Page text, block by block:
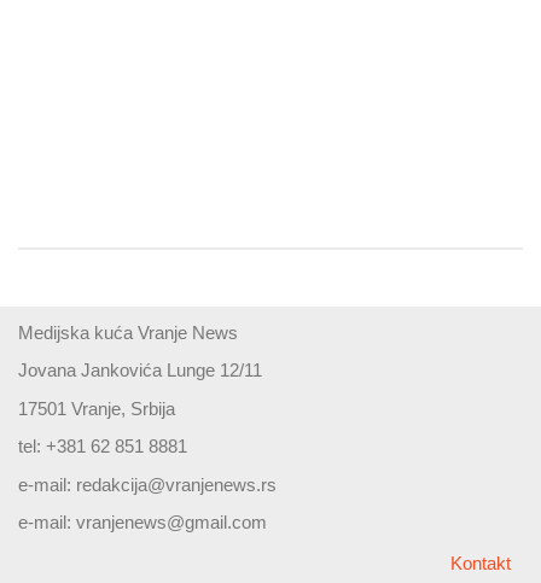
Medijska kuća Vranje News
Jovana Jankovića Lunge 12/11
17501 Vranje, Srbija
tel: +381 62 851 8881
e-mail: redakcija@vranjenews.rs
e-mail: vranjenews@gmail.com
Kontakt